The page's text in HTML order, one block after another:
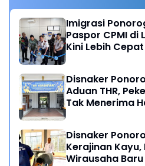
Imigrasi
Paspor CPMI di
Kini Lebih
Disnaker
Aduan THR,
Tak Menerima
Disnaker
Kerajinan
Wirausaha Baru